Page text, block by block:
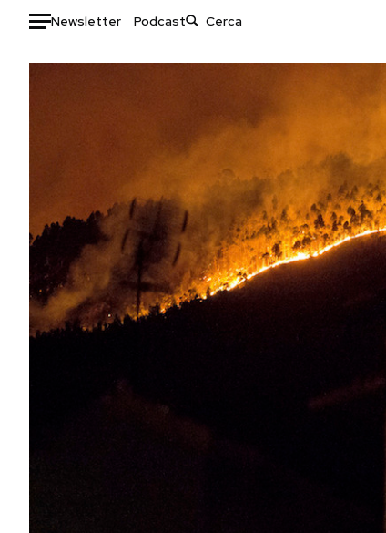
Newsletter Podcast
Auto
Politica
Tecnologia
Internet
Scienza
Cultura
Economia
Libri
Consumismi
Storie/Idee
Ok Boomer!
Media